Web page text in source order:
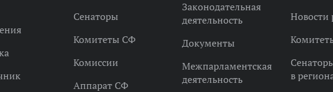
Сенаторы
Комитеты СФ
Комиссии
Аппарат СФ
Законодательная
деятельность
Документы
Межпарламентская
деятельность
Новости
в